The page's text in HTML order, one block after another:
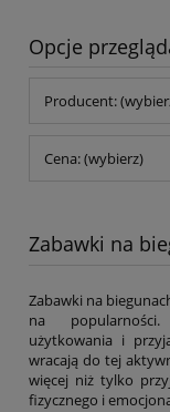
Opcje
Producent:
Cena: (wybierz)
Zabawki na
Zabawki na
na popularności.
użytkowania i
wracają do tej
więcej niż tylko
fizycznego i